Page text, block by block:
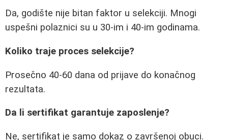
Da, godište nije bitan faktor u selekciji. Mnogi
uspešni polaznici su u 30-im i 40-im godinama.
Koliko traje proces selekcije?
Prosečno 40-60 dana od prijave do konačnog
rezultata.
Da li sertifikat garantuje zaposlenje?
Ne, sertifikat je samo dokaz o završenoj obuci.